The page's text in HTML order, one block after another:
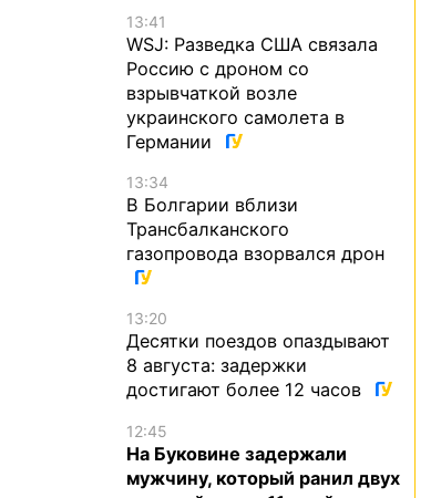
13:41
WSJ: Разведка США связала
Россию с дроном со
взрывчаткой возле
украинского самолета в
Германии
13:34
В Болгарии вблизи
Трансбалканского
газопровода взорвался дрон
13:20
Десятки поездов опаздывают
8 августа: задержки
достигают более 12 часов
12:45
На Буковине задержали
мужчину, который ранил двух